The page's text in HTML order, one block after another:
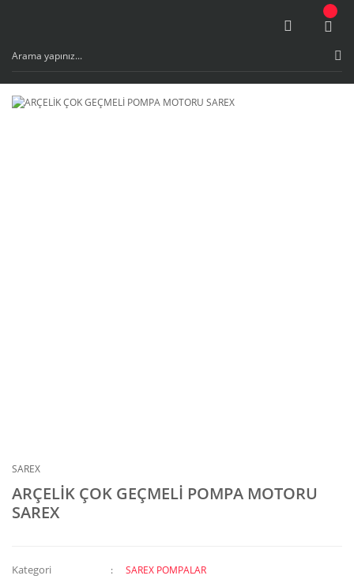
SAREX
ARÇELİK ÇOK GEÇMELİ POMPA MOTORU
SAREX
Kategori SAREX POMPALAR